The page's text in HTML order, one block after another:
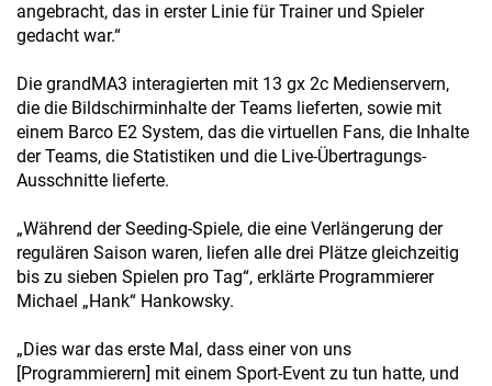
angebracht, das in erster Linie für Trainer und Spieler
gedacht war.“
Die grandMA3 interagierten mit 13 gx 2c Medienservern,
die die Bildschirminhalte der Teams lieferten, sowie mit
einem Barco E2 System, das die virtuellen Fans, die Inhalte
der Teams, die Statistiken und die Live-Übertragungs-
Ausschnitte lieferte.
„Während der Seeding-Spiele, die eine Verlängerung der
regulären Saison waren, liefen alle drei Plätze gleichzeitig
bis zu sieben Spielen pro Tag“, erklärte Programmierer
Michael „Hank“ Hankowsky.
„Dies war das erste Mal, dass einer von uns
[Programmierern] mit einem Sport-Event zu tun hatte, und